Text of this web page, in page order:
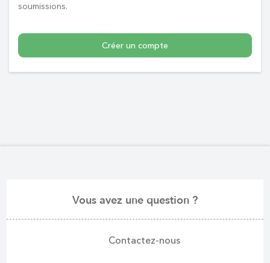
soumissions.
Créer un compte
Vous avez une question ?
Contactez-nous